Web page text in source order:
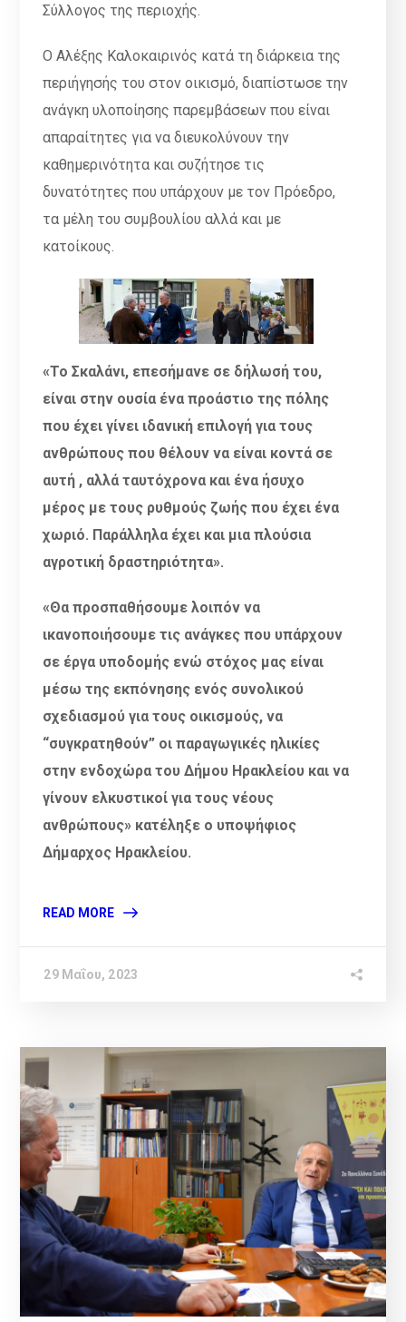
Σύλλογος της περιοχής.
Ο Αλέξης Καλοκαιρινός κατά τη διάρκεια της
περιήγησής του στον οικισμό, διαπίστωσε την
ανάγκη υλοποίησης παρεμβάσεων που είναι
απαραίτητες για να διευκολύνουν την
καθημερινότητα και συζήτησε τις
δυνατότητες που υπάρχουν με τον Πρόεδρο,
τα μέλη του συμβουλίου αλλά και με
κατοίκους.
«Το Σκαλάνι, επεσήμανε σε δήλωσή του,
είναι στην ουσία ένα προάστιο της πόλης
που έχει γίνει ιδανική επιλογή για τους
ανθρώπους που θέλουν να είναι κοντά σε
αυτή , αλλά ταυτόχρονα και ένα ήσυχο
μέρος με τους ρυθμούς ζωής που έχει ένα
χωριό. Παράλληλα έχει και μια πλούσια
αγροτική δραστηριότητα».
«Θα προσπαθήσουμε λοιπόν να
ικανοποιήσουμε τις ανάγκες που υπάρχουν
σε έργα υποδομής ενώ στόχος μας είναι
μέσω της εκπόνησης ενός συνολικού
σχεδιασμού για τους οικισμούς, να
“συγκρατηθούν” οι παραγωγικές ηλικίες
στην ενδοχώρα του Δήμου Ηρακλείου και να
γίνουν ελκυστικοί για τους νέους
ανθρώπους» κατέληξε ο υποψήφιος
Δήμαρχος Ηρακλείου.
READ MORE
29 Μαΐου, 2023